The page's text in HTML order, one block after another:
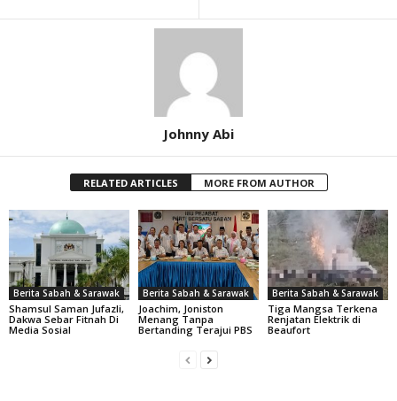
Johnny Abi
RELATED ARTICLES MORE FROM AUTHOR
Berita Sabah & Sarawak
Shamsul Saman Jufazli,
Dakwa Sebar Fitnah Di
Media Sosial
Berita Sabah & Sarawak
Joachim, Joniston
Menang Tanpa
Bertanding Terajui PBS
Berita Sabah & Sarawak
Tiga Mangsa Terkena
Renjatan Elektrik di
Beaufort